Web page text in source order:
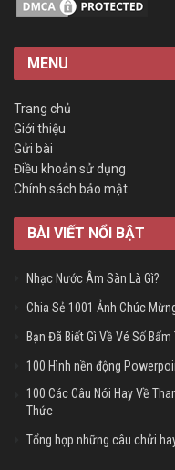
MENU
Trang chủ
Giới thiệu
Gửi bài
Điều khoản sử dụng
Chính sách bảo mật
BÀI VIẾT NỔI BẬT
Nhạc Nước Âm Sàn Là Gì?
Chia Sẻ 1001 Ảnh Chúc
Bạn Đã Biết Gì Về Vé Số
100 Hình nền động
100 Các Câu Nói Hay Về
Thức
Tổng hợp những câu chửi